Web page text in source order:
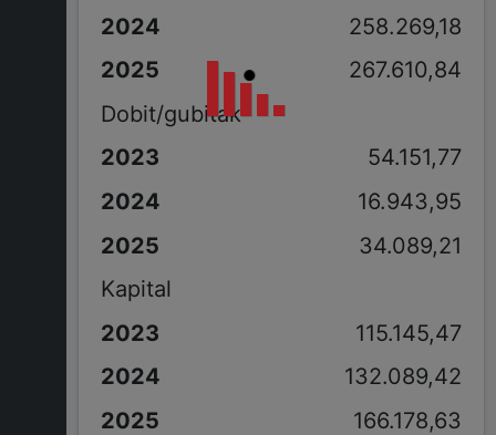
258.269,18
267.610,84
Dobit/gubitak
54.151,77
16.943,95
34.089,21
Kapital
115.145,47
132.089,42
166.178,63